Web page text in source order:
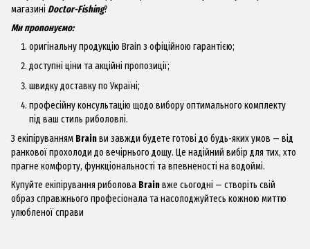
магазині Doctor-Fishing?
Ми пропонуємо:
оригінальну продукцію Brain з офіційною гарантією;
доступні ціни та акційні пропозиції;
швидку доставку по Україні;
професійну консультацію щодо вибору оптимального комплекту
під ваш стиль риболовлі.
З екіпіруванням Brainви завжди будете готові до будь-яких умов — від
ранкової прохолоди до вечірнього дощу. Це надійний вибір для тих, хто
прагне комфорту, функціональності та впевненості на водоймі.
Купуйте екіпірування риболова Brainвже сьогодні — створіть свій
образ справжнього професіонала та насолоджуйтесь кожною миттю
улюбленої справи